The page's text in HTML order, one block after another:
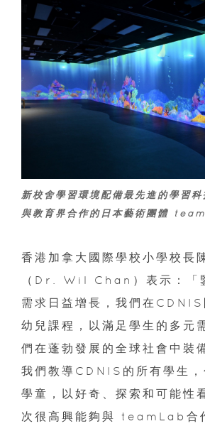
新校舍學習環境配備最先進的學習
與教育界合作的日本藝術團體
香港加拿大國際學校小學校長
（Dr. Wil Chan）表示：「
需求日益增長，我們在CDNIS
幼兒課程，以滿足學生的多元
們在蓬勃發展的全球社會中裝
我們教導CDNIS的所有學生，
學童，以好奇、探索和可能性
次很高興能夠與 teamLab合